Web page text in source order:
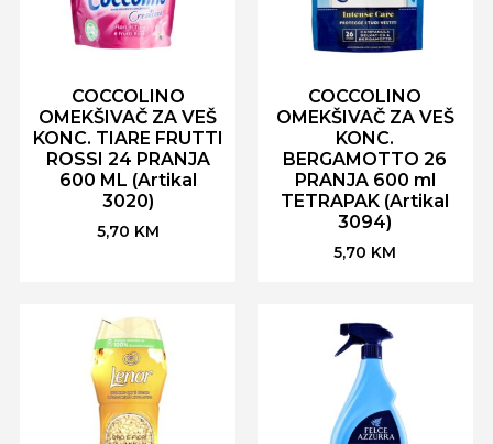
COCCOLINO
OMEKŠIVAČ ZA VEŠ
KONC. TIARE FRUTTI
ROSSI 24 PRANJA
600 ML (Artikal
3020)
5,70 KM
COCCOLINO
OMEKŠIVAČ ZA VEŠ
KONC.
BERGAMOTTO 26
PRANJA 600 ml
TETRAPAK (Artikal
3094)
5,70 KM